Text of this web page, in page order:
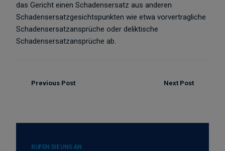
das Gericht einen Schadensersatz aus anderen
Schadensersatzgesichtspunkten wie etwa vorvertragliche
Schadensersatzansprüche oder deliktische
Schadensersatzansprüche ab.
Previous Post Next Post
RUFEN SIE UNS AN